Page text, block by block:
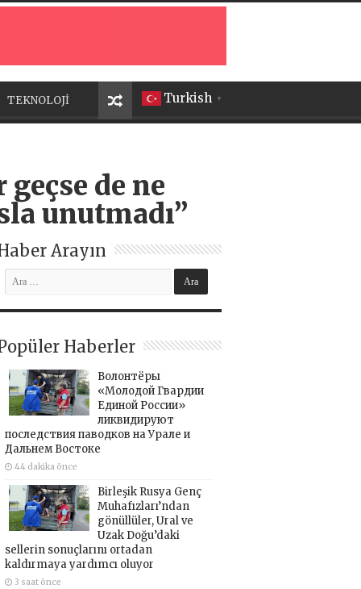
Turkish ▼
TEKNOLOJİ
de ne
unutmadı”
Arayın
Haberler
Волонтёры
«Молодой Гвардии
Единой России»
ликвидируют
последствия паводков на Урале и
Дальнем Востоке
44 dakika önce
Birleşik Rusya Genç
Muhafızları’ndan
gönüllüler, Ural ve
Uzak Doğu’daki
sellerin sonuçlarını ortadan
kaldırmaya yardımcı oluyor
3 saat önce